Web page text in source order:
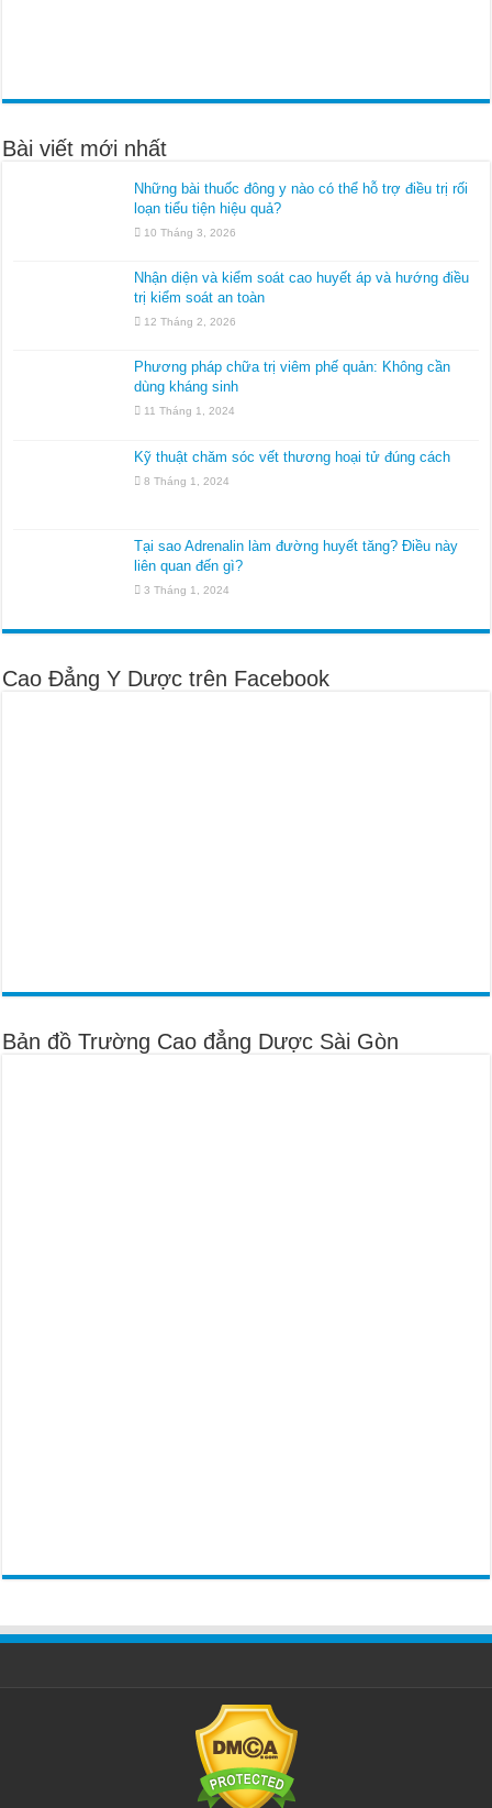
Bài viết mới nhất
Những bài thuốc đông y nào có thể hỗ trợ điều trị rối
loạn tiểu tiện hiệu quả?
10 Tháng 3, 2026
Nhận diện và kiểm soát cao huyết áp và hướng điều
trị kiểm soát an toàn
12 Tháng 2, 2026
Phương pháp chữa trị viêm phế quản: Không cần
dùng kháng sinh
11 Tháng 1, 2024
Kỹ thuật chăm sóc vết thương hoại tử đúng cách
8 Tháng 1, 2024
Tại sao Adrenalin làm đường huyết tăng? Điều này
liên quan đến gì?
3 Tháng 1, 2024
Cao Đẳng Y Dược trên Facebook
Bản đồ Trường Cao đẳng Dược Sài Gòn